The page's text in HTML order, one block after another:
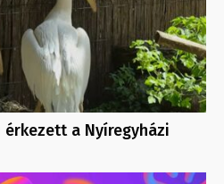
a Nyíregyházi